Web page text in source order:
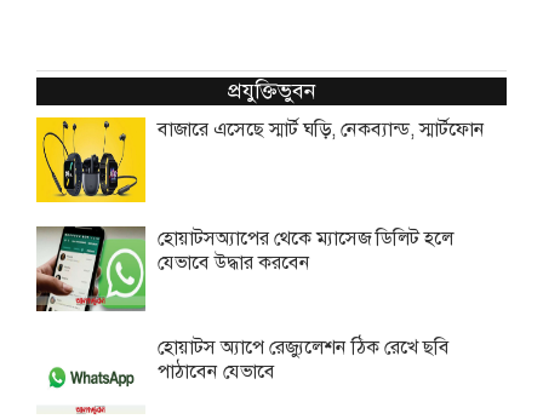
প্রযুক্তিভুবন
বাজারে এসেছে স্মার্ট ঘড়ি, নেকব্যান্ড, স্মার্টফোন
হোয়াটসঅ্যাপের থেকে ম্যাসেজ ডিলিট হলে
যেভাবে উদ্ধার করবেন
হোয়াটস অ্যাপে রেজ্যুলেশন ঠিক রেখে ছবি
পাঠাবেন যেভাবে